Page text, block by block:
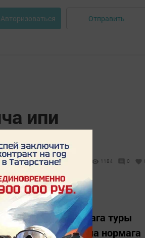
Авторизоваться Отправить
ипи
1184 0
буенча нормага туры
буенча нормага